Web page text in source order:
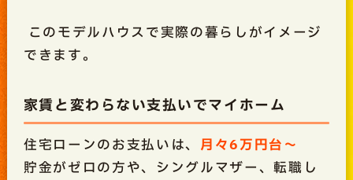
このモデルハウスで実際の暮らしがイメージ
できます。
家賃と変わらない支払いでマイホーム
住宅ローンのお支払いは、 月々6万円台～
貯金がゼロの方や、シングルマザー、転職し